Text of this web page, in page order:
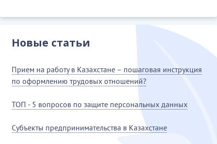
договору или в связи с его исполнением
применяется право Республики Казахстан.
…………………………
скачивания]
12.1. Настоящий договор составлен по обоюдному
согласию Сторон на русском языке в двух
Новые статьи
Прием на работу в Казахстане – пошаговая инструкция
по оформлению трудовых отношений?
ТОП - 5 вопросов по защите персональных данных
Субъекты предпринимательства в Казахстане